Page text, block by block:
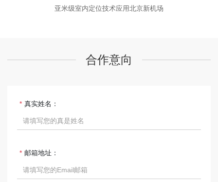
亚米级室内定位技术应用北京新机场
合作意向
真实姓名：
邮箱地址：